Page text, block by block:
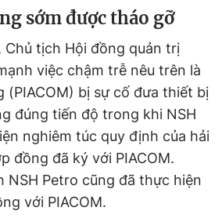
sớm được tháo gỡ
Chủ tịch Hội đồng quản trị
việc chậm trễ nêu trên là
(PIACOM) bị sự cố đưa thiết bị
đúng tiến độ trong khi NSH
nghiêm túc quy định của hải
đồng đã ký với PIACOM.
NSH Petro cũng đã thực hiện
với PIACOM.